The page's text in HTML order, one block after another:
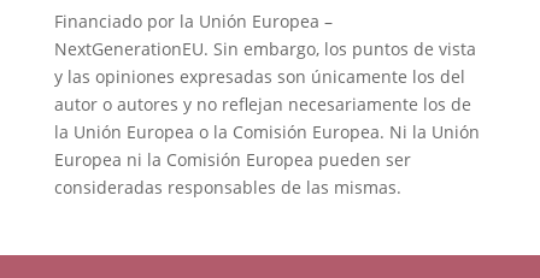
Financiado por la Unión Europea –
NextGenerationEU. Sin embargo, los puntos de vista
y las opiniones expresadas son únicamente los del
autor o autores y no reflejan necesariamente los de
la Unión Europea o la Comisión Europea. Ni la Unión
Europea ni la Comisión Europea pueden ser
consideradas responsables de las mismas.